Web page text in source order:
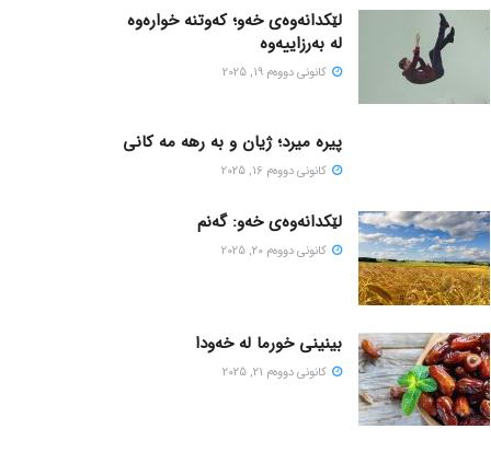
لێکدانەوەی خەو؛ کەوتنە خوارەوە
لە بەرزاییەوە
كانونی دووه‌م 19, 2025
پیره میرد؛ ژیان و به رهه مه کانی
كانونی دووه‌م 16, 2025
لێکدانەوەی خەو: گەنم
كانونی دووه‌م 20, 2025
بینینی خورما لە خەودا
كانونی دووه‌م 21, 2025